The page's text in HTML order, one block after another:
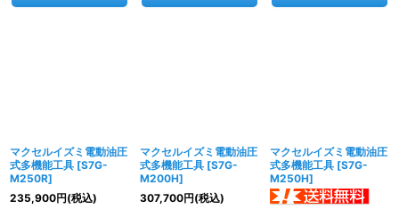
マクセルイズミ電動油圧
式多機能工具 [S7G-
M250R]
235,900円(税込)
マクセルイズミ電動油圧
式多機能工具 [S7G-
M200H]
307,700円(税込)
マクセルイズミ電動油圧
式多機能工具 [S7G-
M250H]